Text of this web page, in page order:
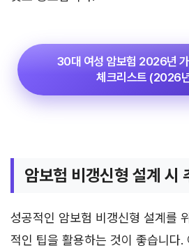
30대 여성 암보험 2026년
체크리스트 (2026
암보험 비갱신형 설계 시
성공적인 암보험 비갱신형 설계를
적인 팁을 활용하는 것이 좋습니다.